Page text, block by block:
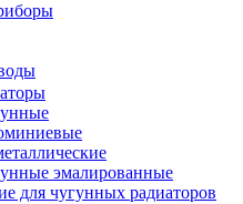
эмалированные
для чугунных радиаторов